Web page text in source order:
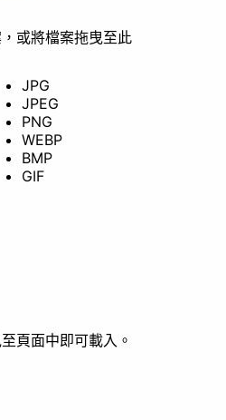
裁剪
或將檔案拖曳至此
JPG
JPEG
PNG
WEBP
BMP
GIF
頁面中即可載入。